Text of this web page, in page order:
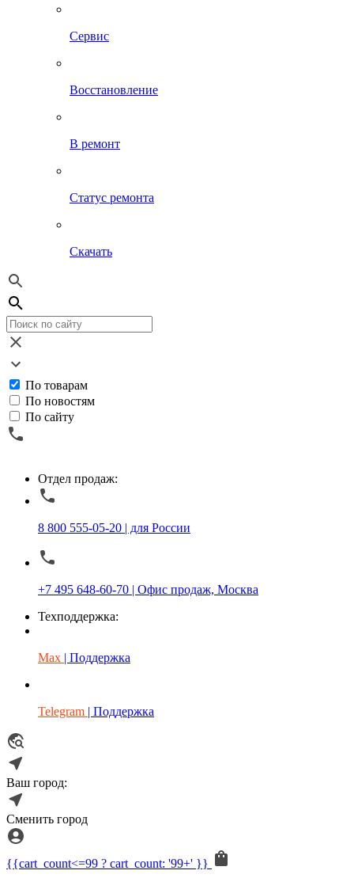
Сервис
Восстановление
В ремонт
Статус ремонта
Скачать
По товарам
По новостям
По сайту
Отдел продаж:
8 800 555-05-20 | для России
+7 495 648-60-70 | Офис продаж, Москва
Техподдержка:
Max | Поддержка
Telegram | Поддержка
Ваш город:
Сменить город
{{cart_count<=99 ? cart_count: '99+' }}